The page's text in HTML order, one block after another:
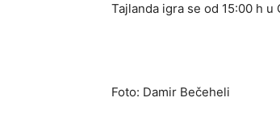
Tajlanda igra se od 15:00 h u
Foto: Damir Bečeheli